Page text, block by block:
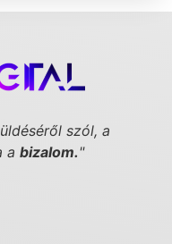
szól, a
a bizalom."